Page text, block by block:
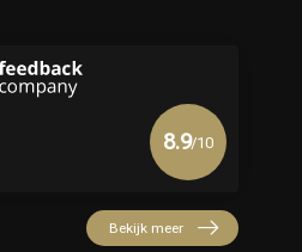
8.9/10
Bekijk meer